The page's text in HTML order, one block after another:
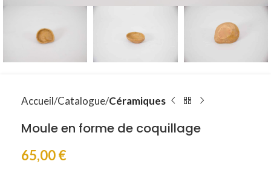
Accueil Catalogue Céramiques
Moule en forme de coquillage
65,00€